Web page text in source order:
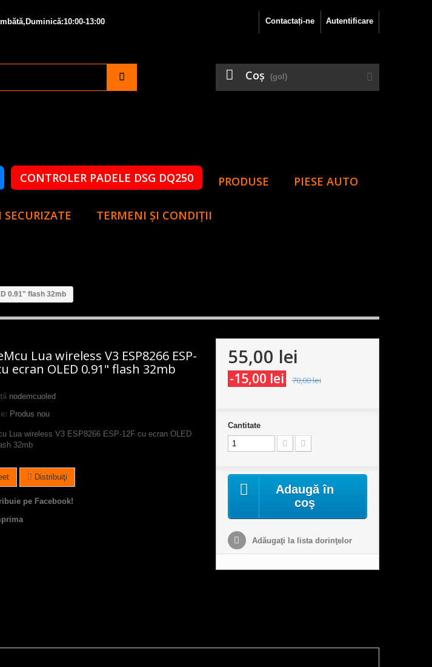
Autentificare
Contactați-ne
13:00
Coş (gol)
CONTROLER PADELE DSG DQ250 PRODUSE PIESE AUTO
SECURIZATE TERMENI ȘI CONDIȚII
0.91" flash 32mb
Lua wireless V3 ESP8266 ESP-
ecran OLED 0.91" flash 32mb
nodemcuoled
Produs nou
Lua wireless V3 ESP8266 ESP-12F cu ecran OLED
32mb
Distribuiţi
pe Facebook!
55,00 lei
-15,00 lei 70,00 lei
Cantitate
Adaugă în
coş
Adăugaţi la lista dorinţelor